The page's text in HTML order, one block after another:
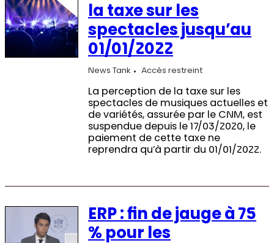
la taxe sur les
spectacles jusqu’au
01/01/2022
News Tank Accès restreint
La perception de la taxe sur les
spectacles de musiques actuelles et
de variétés, assurée par le CNM, est
suspendue depuis le 17/03/2020, le
paiement de cette taxe ne
reprendra qu’à partir du 01/01/2022.
ERP : fin de jauge à 75
% pour les